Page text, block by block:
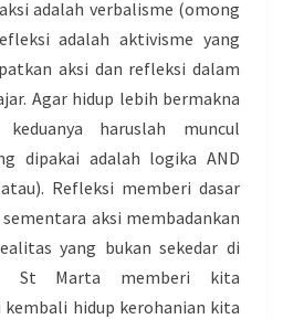
adalah verbalisme (omong
adalah aktivisme yang
aksi dan refleksi dalam
Agar hidup lebih bermakna
haruslah muncul
dipakai adalah logika AND
Refleksi memberi dasar
aksi membadankan
yang bukan sekedar di
St Marta memberi kita
hidup kerohanian kita